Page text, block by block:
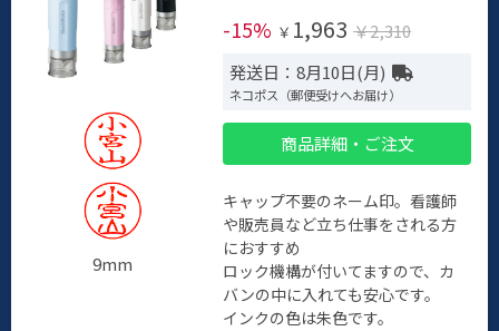
9mm
-15% ￥ 1,963 ￥2,310
発送日：8月10日(月)
ネコポス（郵便受けへお届け）
商品詳細・ご注文
キャップ不要のネーム印。看護師
や販売員など立ち仕事をされる方
におすすめ
ロック機構が付いてますので、カ
バンの中に入れても安心です。
インクの色は朱色です。